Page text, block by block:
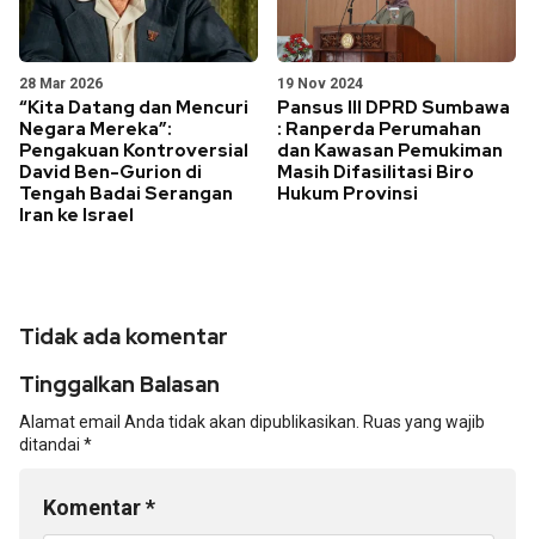
28 Mar 2026
“Kita Datang dan Mencuri
Negara Mereka”:
Pengakuan Kontroversial
David Ben-Gurion di
Tengah Badai Serangan
Iran ke Israel
19 Nov 2024
Pansus III DPRD Sumbawa
: Ranperda Perumahan
dan Kawasan Pemukiman
Masih Difasilitasi Biro
Hukum Provinsi
Tidak ada komentar
Tinggalkan Balasan
Alamat email Anda tidak akan dipublikasikan. Ruas yang wajib
ditandai *
Komentar*